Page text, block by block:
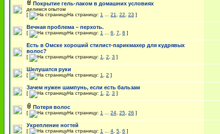
Покрытие гель-лаком в домашних условиях
делимся опытом
[
На страницу: 1 21 22 23 ]
Вечная проблема – перхоть.
[ На страницу: 1 6 7 8 ]
Есть в Омске хороший стилист-парикмахер для кудрявых
волос?
[ На страницу: 1 2 3 ]
Шелушатся руки
[ На страницу: 1 2 ]
Зачем нужен шампунь, если есть бальзам
[ На страницу: 1 2 3 ]
Потеря волос
[ На страницу: 1 24 25 26 ]
Укрепление ногтей
[ На страницу: 1 4 5 6 ]